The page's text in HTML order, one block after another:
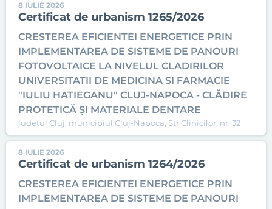
8 IULIE 2026
Certificat de urbanism 1265/2026
CRESTEREA EFICIENTEI ENERGETICE PRIN
IMPLEMENTAREA DE SISTEME DE PANOURI
FOTOVOLTAICE LA NIVELUL CLADIRILOR
UNIVERSITATII DE MEDICINA SI FARMACIE
"IULIU HATIEGANU" CLUJ-NAPOCA - CLĂDIRE
PROTETICĂ ȘI MATERIALE DENTARE
judetul Cluj, municipiul Cluj-Napoca, Str Clinicilor, nr. 32
8 IULIE 2026
Certificat de urbanism 1264/2026
CRESTEREA EFICIENTEI ENERGETICE PRIN
IMPLEMENTAREA DE SISTEME DE PANOURI